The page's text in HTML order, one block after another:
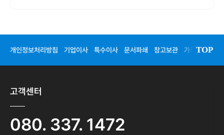
개인정보처리방침 기업이사 특수이사 문서파쇄 창고보관 가정이사
TOP
고객센터
080. 337. 1472